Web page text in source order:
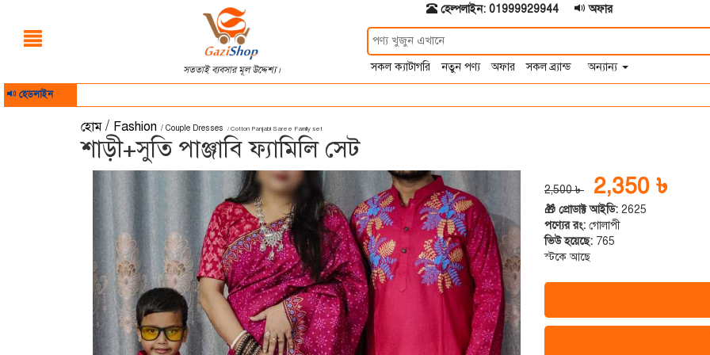
হেল্পলাইন: 01999929944 অফার
সততাই ব্যবসার মূল উদ্দেশ্য। সকল ক্যাটাগরি নতুন পণ্য অফার সকল ব্র্যান্ড অন্যান্য
হেডলাইন
হোম / Fashion / Couple Dresses / Cotton Panjabi Saree Family set
শাড়ী+সুতি পাঞ্জাবি ফ্যামিলি সেট
2,500 ৳ 2,350 ৳
🎁 প্রোডাক্ট আইডি: 2625
পণ্যের রং: গোলাপী
ভিউ হয়েছে: 765
স্টকে আছে